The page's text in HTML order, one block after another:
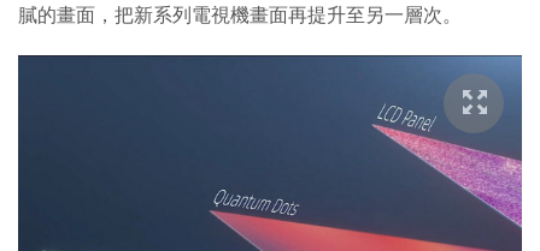
膩的畫面，把新系列電視機畫面再提升至另一層次。